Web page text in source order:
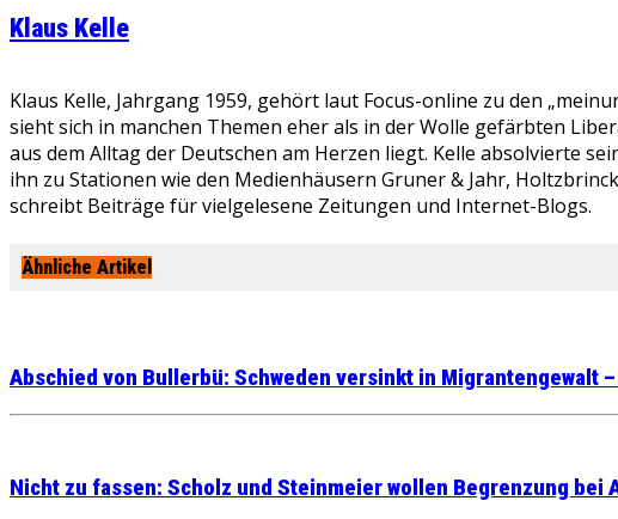
Klaus Kelle
Klaus Kelle, Jahrgang 1959, gehört laut Focus-online zu den
sieht sich in manchen Themen eher als in der Wolle gefärbten
aus dem Alltag der Deutschen am Herzen liegt. Kelle absolvierte
ihn zu Stationen wie den Medienhäusern Gruner & Jahr,
schreibt Beiträge für vielgelesene Zeitungen und Internet-Blogs.
Ähnliche Artikel
Abschied von Bullerbü: Schweden versinkt in Migrantengewalt
Nicht zu fassen: Scholz und Steinmeier wollen Begrenzung bei